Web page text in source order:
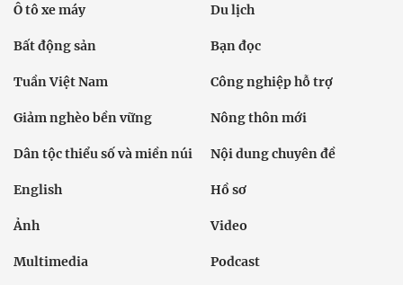
Ô tô xe máy Du lịch
Bất động sản Bạn đọc
Tuần Việt Nam Công nghiệp hỗ trợ
Giảm nghèo bền vững Nông thôn mới
Dân tộc thiểu số và miền núi Nội dung chuyên đề
English Hồ sơ
Ảnh Video
Multimedia Podcast